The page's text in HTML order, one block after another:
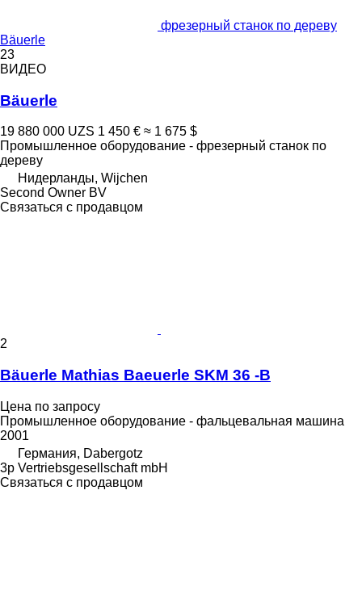
фрезерный станок по дереву
Bäuerle
23
ВИДЕО
Bäuerle
19 880 000 UZS 1 450 € ≈ 1 675 $
Промышленное оборудование - фрезерный станок по
дереву
Нидерланды, Wijchen
Second Owner BV
Связаться с продавцом
2
Bäuerle Mathias Baeuerle SKM 36 -B
Цена по запросу
Промышленное оборудование - фальцевальная машина
2001
Германия, Dabergotz
3p Vertriebsgesellschaft mbH
Связаться с продавцом